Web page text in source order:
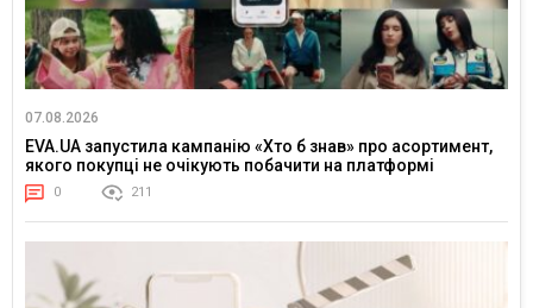
07.08.2026
EVA.UA запустила кампанію «Хто б знав» про асортимент,
якого покупці не очікують побачити на платформі
0 211